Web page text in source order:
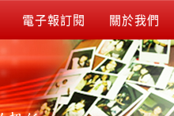
電子報訂閱 關於我們